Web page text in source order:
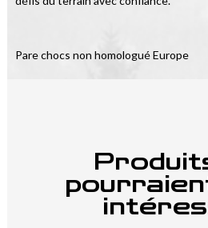
Pare chocs non homologué Europe